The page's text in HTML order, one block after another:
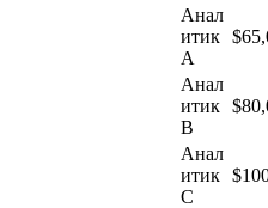
Анал
итик
A
Анал
итик
B
Анал
итик
C